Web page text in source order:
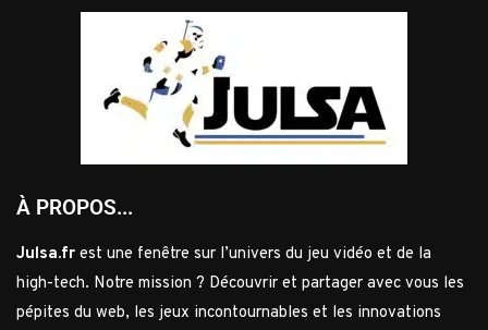
À PROPOS...
Julsa.fr est une fenêtre sur l’univers du jeu vidéo et de la
high-tech. Notre mission ? Découvrir et partager avec vous les
pépites du web, les jeux incontournables et les innovations